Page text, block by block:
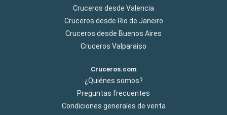
Cruceros desde Valencia
Cruceros desde Rio de Janeiro
Cruceros desde Buenos Aires
Cruceros Valparaiso
Cruceros.com
¿Quiénes somos?
Preguntas frecuentes
Condiciones generales de venta